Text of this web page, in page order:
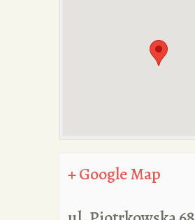
+ Google Map